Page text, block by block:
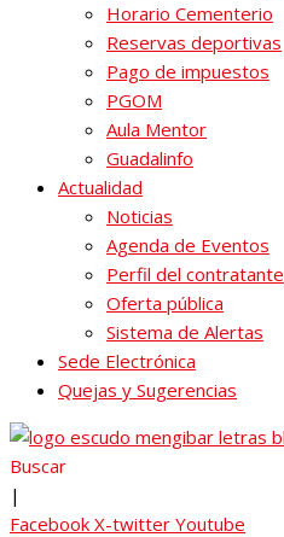
Horario Cementerio
Reservas deportivas
Pago de impuestos
PGOM
Aula Mentor
Guadalinfo
Actualidad
Noticias
Agenda de Eventos
Perfil del contratante
Oferta pública
Sistema de Alertas
Sede Electrónica
Quejas y Sugerencias
Buscar
|
Facebook X-twitter Youtube